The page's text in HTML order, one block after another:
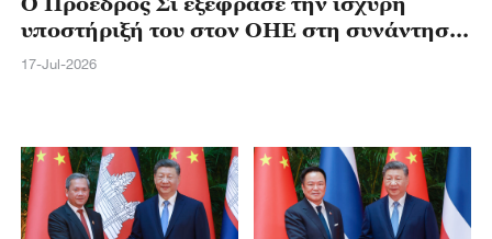
υποστήριξή του στον ΟΗΕ στη συνάντησή
του με τον Γκουτέρες
17-Jul-2026